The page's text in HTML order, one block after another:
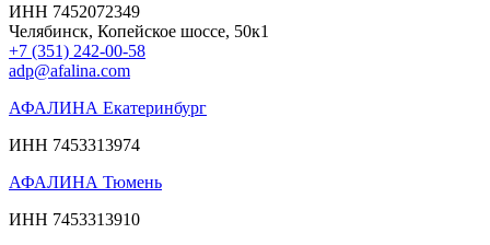
ИНН 7452072349
Челябинск, Копейское шоссе, 50к1
+7 (351) 242-00-58
adp@afalina.com
АФАЛИНА Екатеринбург
ИНН 7453313974
АФАЛИНА Тюмень
ИНН 7453313910